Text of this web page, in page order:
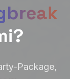
?
Package,